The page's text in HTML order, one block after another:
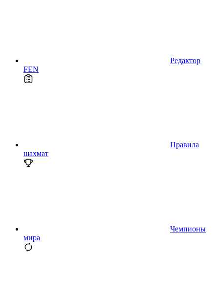
Редактор
FEN
Правила
шахмат
Чемпионы
мира